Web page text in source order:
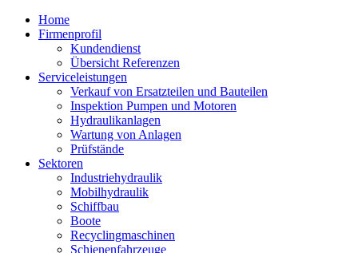
Home
Firmenprofil
Kundendienst
Übersicht Referenzen
Serviceleistungen
Verkauf von Ersatzteilen und Bauteilen
Inspektion Pumpen und Motoren
Hydraulikanlagen
Wartung von Anlagen
Prüfstände
Sektoren
Industriehydraulik
Mobilhydraulik
Schiffbau
Boote
Recyclingmaschinen
Schienenfahrzeuge